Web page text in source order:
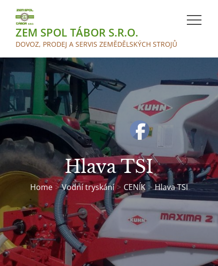
contentZEM SPOL TÁBOR S.R.O.
DOVOZ, PRODEJ A SERVIS ZEMĚDĚLSKÝCH STROJŮ
Hlava TSI
Home Vodní tryskání CENÍK Hlava TSI